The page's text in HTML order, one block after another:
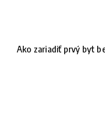
Ako zariadiť prvý byt